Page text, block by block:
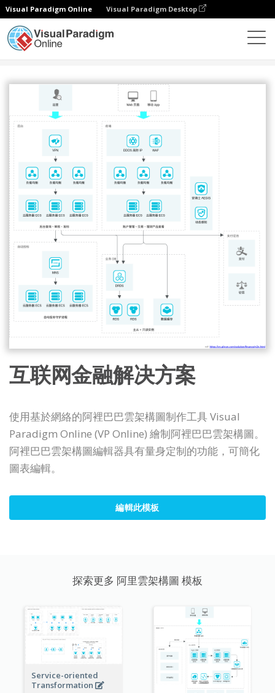
Visual Paradigm Online Visual Paradigm Desktop
互联网金融解决方案
使用基於網絡的阿裡巴巴雲架構圖制作工具 Visual
Paradigm Online (VP Online) 繪制阿裡巴巴雲架構圖。
阿裡巴巴雲架構圖編輯器具有量身定制的功能，可簡化
圖表編輯。
編輯此模板
探索更多 阿里雲架構圖 模板
Service-oriented
Transformation